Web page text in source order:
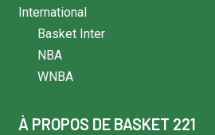
International
Basket Inter
NBA
WNBA
À PROPOS DE BASKET 221